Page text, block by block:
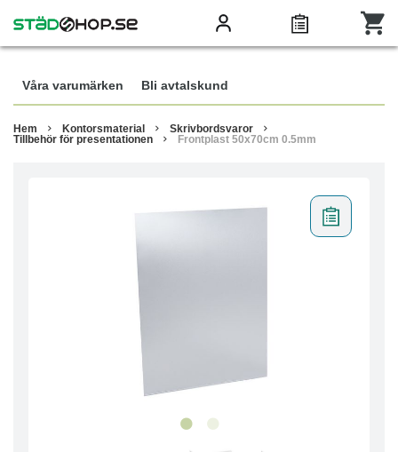
Våra varumärken Bli avtalskund
Hem Kontorsmaterial
Skrivbordsvaror
Tillbehör för presentationen
Frontplast 50x70cm 0.5mm